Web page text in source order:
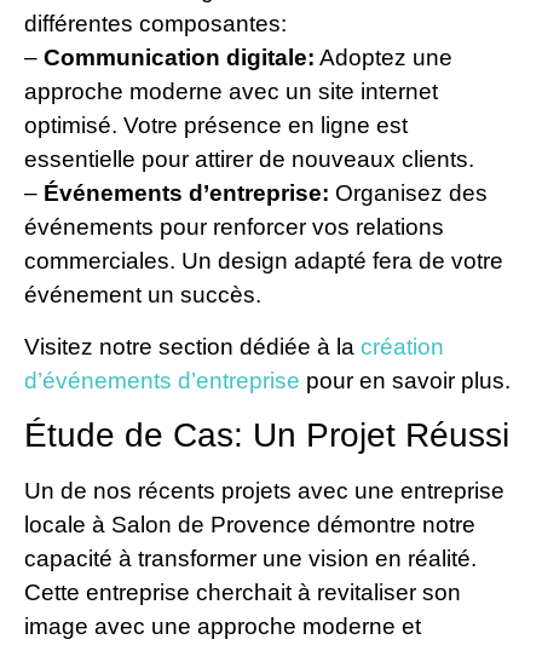
différentes composantes:
– Communication digitale: Adoptez une
approche moderne avec un site internet
optimisé. Votre présence en ligne est
essentielle pour attirer de nouveaux clients.
– Événements d’entreprise: Organisez des
événements pour renforcer vos relations
commerciales. Un design adapté fera de votre
événement un succès.
Visitez notre section dédiée à la création
d’événements d’entreprise pour en savoir plus.
Étude de Cas: Un Projet Réussi
Un de nos récents projets avec une entreprise
locale à Salon de Provence démontre notre
capacité à transformer une vision en réalité.
Cette entreprise cherchait à revitaliser son
image avec une approche moderne et